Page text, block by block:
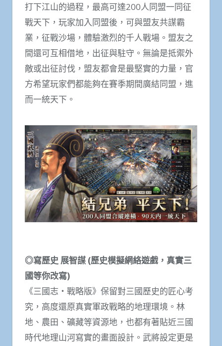
打下江山的過程，最高可達200人同盟一同征
戰天下，玩家加入同盟後，可與盟友共謀霸
業，征戰沙場，體驗激烈的千人戰場。盟友之
間還可互相借地，出征與駐守。無論是抵禦外
敵或出征討伐，盟友都會是最堅實的力量，官
方希望玩家們都能夠在賽季期間廣結同盟，進
而一統天下。
◎寫歷史 展智謀 (歷史模擬網絡遊戲，真實三
國等你改寫)
《三國志・戰略版》保留對三國歷史的匠心考
究，高度還原真實軍政戰略的地理環境。林
地、農田、礦藏等資源地，也都有著貼近三國
時代地理山河寫實的畫面設計。武將設定更是